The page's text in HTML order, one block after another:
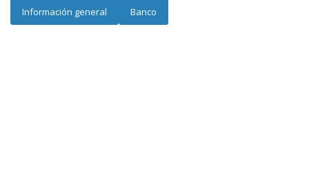
Información general Banco